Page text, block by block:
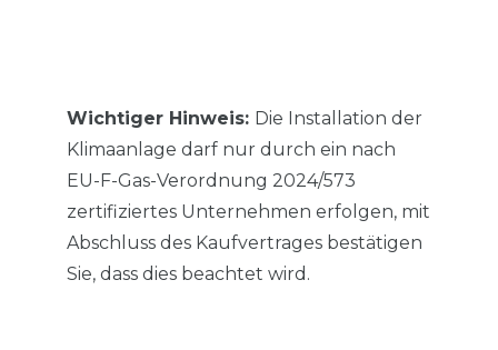
Wichtiger Hinweis: Die Installation der
Klimaanlage darf nur durch ein nach
EU-F-Gas-Verordnung 2024/573
zertifiziertes Unternehmen erfolgen, mit
Abschluss des Kaufvertrages bestätigen
Sie, dass dies beachtet wird.